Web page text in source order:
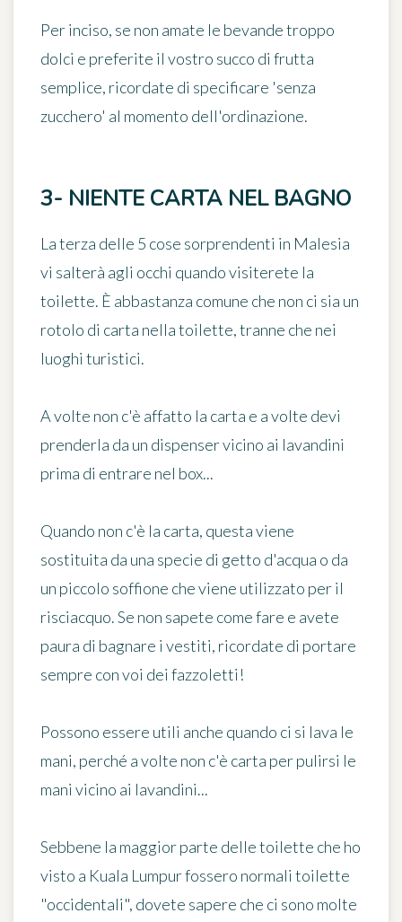
Per inciso, se non amate le bevande troppo
dolci e preferite il vostro succo di frutta
semplice, ricordate di specificare 'senza
zucchero' al momento dell'ordinazione.
3- NIENTE CARTA NEL BAGNO
La terza delle 5 cose sorprendenti in Malesia
vi salterà agli occhi quando visiterete la
toilette. È abbastanza comune che non ci sia un
rotolo di carta nella toilette, tranne che nei
luoghi turistici.
A volte non c'è affatto la carta e a volte devi
prenderla da un dispenservicino ai lavandini
prima di entrare nel box...
Quando non c'è la carta, questa viene
sostituita da una specie di getto d'acqua o da
un piccolo soffione che viene utilizzato per il
risciacquo. Se non sapete come fare e avete
paura di bagnare i vestiti, ricordate di portare
sempre con voi dei fazzoletti!
Possono essere utili anche quando ci si lava le
mani, perché a volte non c'è carta per pulirsi le
mani vicino ai lavandini...
Sebbene la maggior parte delle toilette che ho
visto a Kuala Lumpur fossero normali toilette
"occidentali", dovete sapere che ci sono molte